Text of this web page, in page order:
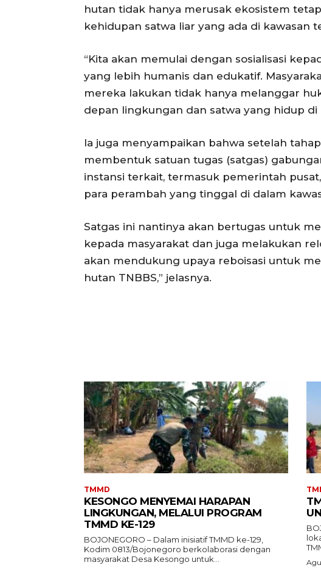
hutan tidak hanya merusak ekosistem
kehidupan satwa liar yang ada di kawasan
“Kita akan memulai dengan sosialisasi
yang lebih humanis dan edukatif.
mereka lakukan tidak hanya melanggar
depan lingkungan dan satwa yang hidup di
Ia juga menyampaikan bahwa setelah
membentuk satuan tugas (satgas)
instansi terkait, termasuk pemerintah
para perambah yang tinggal di dalam
Satgas ini nantinya akan bertugas untuk
kepada masyarakat dan juga melakukan
akan mendukung upaya reboisasi untuk
hutan TNBBS,” jelasnya.
TMMD
KESONGO MENYEMAI HARAPAN
LINGKUNGAN, MELALUI PROGRAM
TMMD KE-129
BOJONEGORO – Dalam inisiatif TMMD ke-129,
Kodim 0813/Bojonegoro berkolaborasi dengan
masyarakat Desa Kesongo untuk...